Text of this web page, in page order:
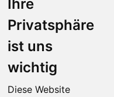
Ihre
Privatsphäre
ist uns
wichtig
Diese Website